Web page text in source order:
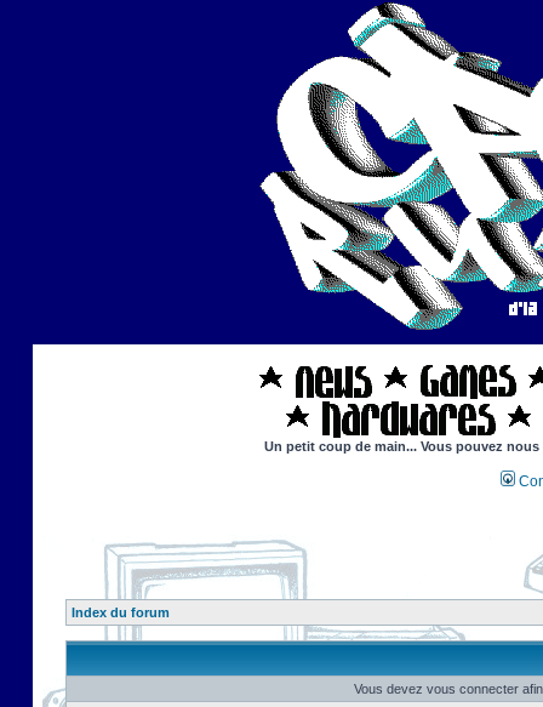
Un petit coup de main... Vous pouvez
Index du forum
Vous devez vous connecter